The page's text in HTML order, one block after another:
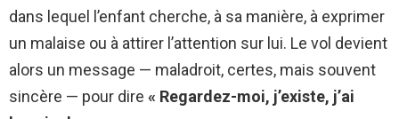
dans lequel l’enfant cherche, à sa manière, à exprimer
un malaise ou à attirer l’attention sur lui. Le vol devient
alors un message — maladroit, certes, mais souvent
sincère — pour dire « Regardez-moi, j’existe, j’ai